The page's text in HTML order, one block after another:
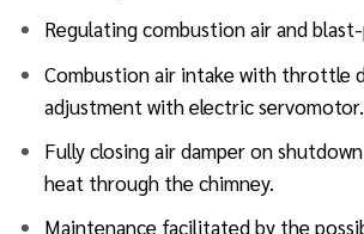
Regulating combustion air and
Combustion air intake with throttle
adjustment with electric servomotor.
Fully closing air damper on
heat through the chimney.
Maintenance facilitated by the